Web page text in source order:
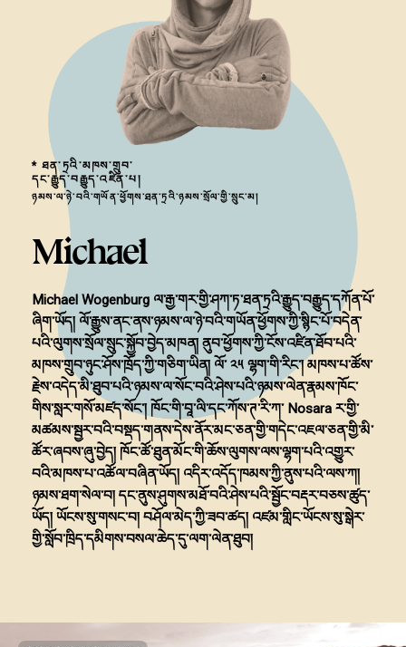
* ཐན་ཏྲའི་མཁས་གྲུབ་
དང་རྒྱུད་བརྒྱུད་འཛིན་པ།
ཉམས་ལ་ཉེ་བའི་གཡོན་ཕྱོགས་ཐན་ཏྲའི་ཉམས་སྲོལ་གྱི་སྲུང་མ།
Michael
Michael Wogenburg ལ་རྒྱ་གར་གྱི་ཤཀ་ཏ་ཐན་ཏྲའི་རྒྱུད་བརྒྱུད་དཀོན་པོ་
ཞིག་ཡོད། ལོ་རྒྱུས་ནང་ནས་ཉམས་ལ་ཉེ་བའི་གཡོན་ཕྱོགས་ཀྱི་སྙིང་པོ་བདེན་
པའི་ལུགས་སྲོལ་སྲུང་སྐྱོབ་བྱེད་མཁན། ནུབ་ཕྱོགས་ཀྱི་ངོས་འཛིན་ཐོབ་པའི་
མཁས་གྲུབ་ཉུང་ཤོས་ཁྲོད་ཀྱི་གཅིག་ཡིན། ལོ་ ༢༥ ལྷག་གི་རིང་། མཁས་པ་ཚོས་
རྗེས་འདེད་མི་ཐུབ་པའི་ཉམས་ལ་སོང་བའི་ཤེས་པའི་ཉམས་ལེན་རྣམས་ཁོང་
གིས་སླར་གསོ་མཛད་སོང་། ཁོང་གི་བཱ་ལི་དང་ཀོས་ཊ་རི་ཀ་ Nosara ར་གྱི་
མཚམས་སྦྱར་བའི་བསྡད་གནས་དེས་ནོར་མང་ཅན་གྱི་གདེང་འཇལ་ཅན་གྱི་མི་
ཚོར་ཞབས་ཞུ་བྱེད། ཁོང་ཚོ་ཐུན་མོང་གི་ཆོས་ལུགས་ལས་ལྷག་པའི་འགྱུར་
བའི་མཁས་པ་འཚོལ་བཞིན་ཡོད། འདིར་འདོད་ཁམས་ཀྱི་ནུས་པའི་ལས་ཀ།
ཉམས་ཐག་སེལ་བ། དང་ནུས་ཤུགས་མཐོ་བའི་ཤེས་པའི་སྦྱོང་བརྡར་བཅས་ཚུད་
ཡོད། ཡོངས་སུ་གསང་བ། བཤོལ་མེད་ཀྱི་ཟབ་ཚད། འཛམ་གླིང་ཡོངས་སུ་སྒེར་
གྱི་སློབ་ཁྲིད་དམིགས་བསལ་ཆེད་དུ་ལག་ལེན་ཐུབ།